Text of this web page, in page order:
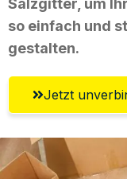
Salzgitter, um
so einfach und
gestalten.
Jetzt